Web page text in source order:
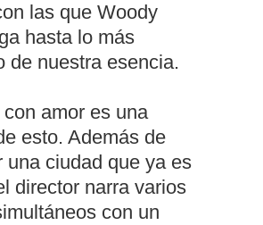
las que Woody
hasta lo más
de nuestra esencia.
amor es una
esto. Además de
una ciudad que ya es
director narra varios
con un